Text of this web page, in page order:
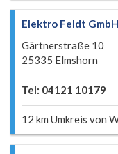
Elektro Feldt GmbH
Gärtnerstraße 10
25335 Elmshorn
Tel: 04121 10179
12 km Umkreis von